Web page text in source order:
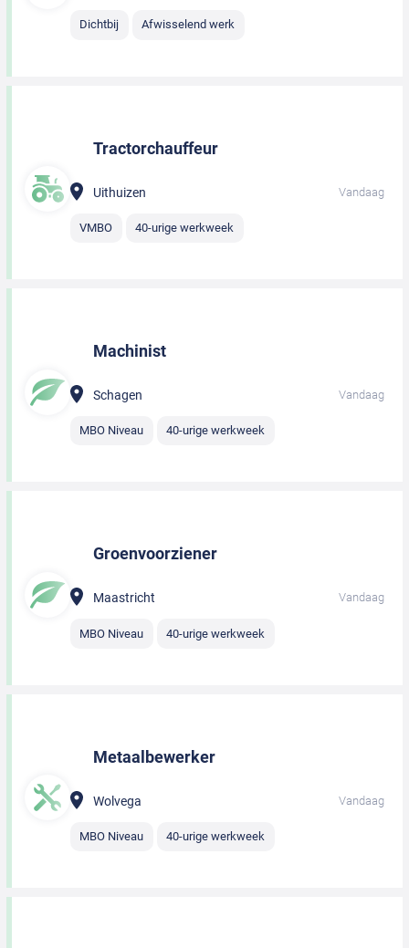
Dichtbij Afwisselend werk
Tractorchauffeur
Uithuizen Vandaag
VMBO 40-urige werkweek
Machinist
Schagen Vandaag
MBO Niveau 40-urige werkweek
Groenvoorziener
Maastricht Vandaag
MBO Niveau 40-urige werkweek
Metaalbewerker
Wolvega Vandaag
MBO Niveau 40-urige werkweek